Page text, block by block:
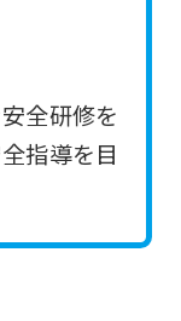
全研修を
指導を目